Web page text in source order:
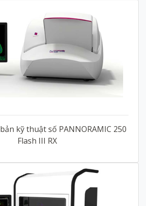
kỹ thuật số PANNORAMIC 250
Flash III RX